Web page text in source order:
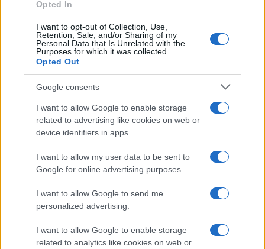
Opted In
I want to opt-out of Collection, Use,
Retention, Sale, and/or Sharing of my
Personal Data that Is Unrelated with the
Purposes for which it was collected.
Opted Out
Google consents
I want to allow Google to enable storage
related to advertising like cookies on web or
device identifiers in apps.
I want to allow my user data to be sent to
Google for online advertising purposes.
I want to allow Google to send me
personalized advertising.
I want to allow Google to enable storage
related to analytics like cookies on web or
Qatar heeft in de vroege uren van donderdag het
dreigingsniveau opgeschroefd en inwoners